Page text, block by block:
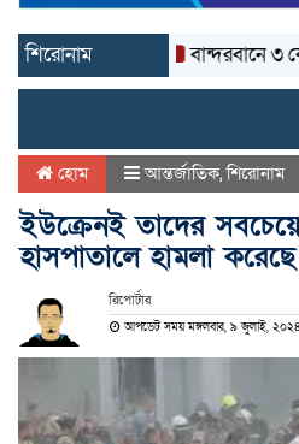
শিরোনাম বান্দরবানে ৩ কোটি
হোম আন্তর্জাতিক,শিরোনাম
ইউক্রেনই তাদের
হাসপাতালে হামলা করেছে
রিপোর্টার
আপডেট সময় মঙ্গলবার, ৯ জুলাই, ২০২৪